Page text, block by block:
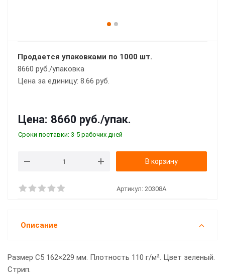
Продается упаковками по 1000 шт.
8660 руб./упаковка
Цена за единицу: 8.66 руб.
Цена: 8660 руб./упак.
Сроки поставки: 3-5 рабочих дней
В корзину
Артикул: 20308A
Описание
Размер С5 162×229 мм. Плотность 110 г/м². Цвет зеленый.
Стрип.